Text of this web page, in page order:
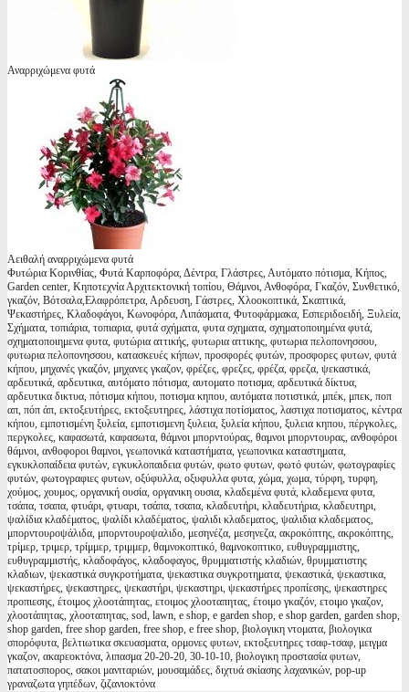
Αναρριχώμενα φυτά
Αειθαλή αναρριχώμενα φυτά
Φυτώρια Κορινθίας, Φυτά Καρποφόρα, Δέντρα, Γλάστρες, Αυτόματο πότισμα, Κήπος,
Garden center, Κηποτεχνία Αρχιτεκτονική τοπίου, Θάμνοι, Ανθοφόρα, Γκαζόν, Συνθετικό,
γκαζόν, Βότσαλα,Ελαφρόπετρα, Αρδευση, Γάστρες, Χλοοκοπτικά, Σκαπτικά,
Ψεκαστήρες, Κλαδοφάγοι, Κωνοφόρα, Λιπάσματα, Φυτοφάρμακα, Εσπεριδοειδή, Ξυλεία,
Σχήματα, τοπιάρια, τοπιαρια, φυτά σχήματα, φυτα σχηματα, σχηματοποιημένα φυτά,
σχηματοποιημενα φυτα, φυτώρια αττικής, φυτωρια αττικης, φυτωρια πελοπονησσου,
φυτωρια πελοπονησσου, κατασκευές κήπων, προσφορές φυτών, προσφορες φυτων, φυτά
κήπου, μηχανές γκαζόν, μηχανες γκαζον, φρέζες, φρεζες, φρέζα, φρεζα, ψεκαστικά,
αρδευτικά, αρδευτικα, αυτόματο πότισμα, αυτοματο ποτισμα, αρδευτικά δίκτυα,
αρδευτικα δικτυα, πότισμα κήπου, ποτισμα κηπου, αυτόματα ποτιστικά, μπέκ, μπεκ, ποπ
απ, πόπ άπ, εκτοξευτήρες, εκτοξευτηρες, λάστιχα ποτίσματος, λαστιχα ποτισματος, κέντρα
κήπου, εμποτισμένη ξυλεία, εμποτισμενη ξυλεια, ξυλεία κήπου, ξυλεια κηπου, πέργκολες,
περγκολες, καφασωτά, καφασωτα, θάμνοι μπορντούρας, θαμνοι μπορντουρας, ανθοφόροι
θάμνοι, ανθοφοροι θαμνοι, γεωπονικά καταστήματα, γεωπονικα καταστηματα,
εγκυκλοπαίδεια φυτών, εγκυκλοπαιδεια φυτών, φωτο φυτων, φωτό φυτών, φωτογραφίες
φυτών, φωτογραφιες φυτων, οξύφυλλα, οξυφυλλα φυτα, χώμα, χωμα, τύρφη, τυρφη,
χούμος, χουμος, οργανική ουσία, οργανικη ουσια, κλαδεμένα φυτά, κλαδεμενα φυτα,
τσάπα, τσαπα, φτυάρι, φτυαρι, τσάπα, τσαπα, κλαδευτήρι, κλαδευτήρια, κλαδευτηρι,
ψαλίδια κλαδέματος, ψαλίδι κλαδέματος, ψαλιδι κλαδεματος, ψαλιδια κλαδεματος,
μπορντουροψάλιδα, μπορντουροψαλιδο, μεσηνέζα, μεσηνεζα, ακροκόπτης, ακροκόπτης,
τρίμερ, τριμερ, τρίμμερ, τριμμερ, θαμνοκοπτικό, θαμνοκοπτικο, ευθυγραμμιστης,
ευθυγραμμιστής, κλαδοφάγος, κλαδοφαγος, θρυμματιστής κλαδιών, θρυμματιστης
κλαδιων, ψεκαστικά συγκροτήματα, ψεκαστικα συγκροτηματα, ψεκαστικά, ψεκαστικα,
ψεκαστήρες, ψεκαστηρες, ψεκαστήρι, ψεκαστηρι, ψεκαστήρες προπίεσης, ψεκαστηρες
προπιεσης, έτοιμος χλοοτάπητας, ετοιμος χλοοταπητας, έτοιμο γκαζόν, ετοιμο γκαζον,
χλοοτάπητας, χλοοταπητας, sod, lawn, e shop, e garden shop, e shop garden, garden shop,
shop garden, free shop garden, free shop, e free shop, βιολογικη ντοματα, βιολογικα
σπορόφυτα, βελτιωτικα σκευασματα, ορμονες φυτων, εκτοξευτηρες τσαφ-τσαφ, μειγμα
γκαζον, ακαρεοκτόνα, λιπασμα 20-20-20, 30-10-10, βιολογικη προστασία φυτων,
πατατοσπορος, σακοι μανιταριών, μουσαμάδες, διχτυά σκίασης λαχανικών, pop-up
γραναζωτα γηπέδων, ζιζανιοκτόνα